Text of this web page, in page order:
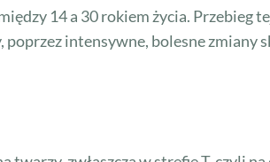
14 a 30 rokiem życia. Przebieg
intensywne, bolesne zmiany